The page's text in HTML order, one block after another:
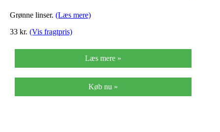
Grønne linser. (Læs mere)
33 kr. (Vis fragtpris)
Læs mere »
Køb nu »